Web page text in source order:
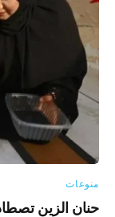
منوعات
حنان الزين